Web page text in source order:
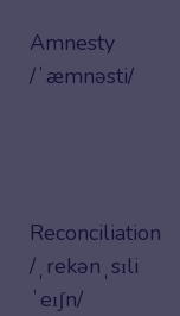
Amnesty
/ˈæmnəsti/
Reconciliation
/ˌrekənˌsɪli
ˈeɪʃn/